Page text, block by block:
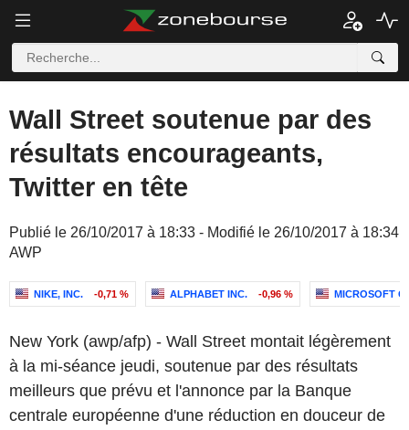
Wall Street soutenue par des
résultats encourageants,
Twitter en tête
Publié le 26/10/2017 à 18:33 - Modifié le 26/10/2017 à 18:34
AWP
NIKE, INC. -0,71 % ALPHABET INC. -0,96 % MICROSOFT
New York (awp/afp) - Wall Street montait légèrement
à la mi-séance jeudi, soutenue par des résultats
meilleurs que prévu et l'annonce par la Banque
centrale européenne d'une réduction en douceur de